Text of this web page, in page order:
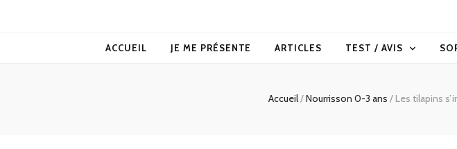
ACCUEIL JE ME PRÉSENTE ARTICLES TEST / AVIS
Accueil/Nourrisson 0-3 ans / Les tilapins